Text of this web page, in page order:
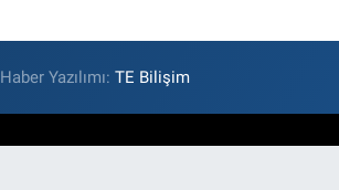
Haber Yazılımı:TE Bilişim